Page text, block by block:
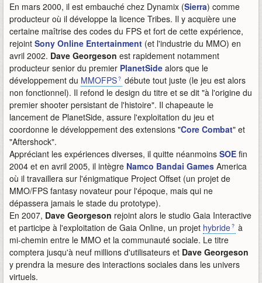
En mars 2000, il est embauché chez Dynamix (Sierra) comme
producteur où il développe la licence Tribes. Il y acquière une
certaine maîtrise des codes du FPS et fort de cette expérience,
rejoint Sony Online Entertainment (et l'industrie du MMO) en
avril 2002. Dave Georgeson est rapidement notamment
producteur senior du premier PlanetSide alors que le
développement du MMOFPS
débute tout juste (le jeu est alors
non fonctionnel). Il refond le design du titre et se dit "à l'origine du
premier shooter persistant de l'histoire". Il chapeaute le
lancement de PlanetSide, assure l'exploitation du jeu et
coordonne le développement des extensions "Core Combat" et
"Aftershock".
Appréciant les expériences diverses, il quitte néanmoins SOE fin
2004 et en avril 2005, il intègre Namco Bandai Games America
où il travaillera sur l'énigmatique Project Offset (un projet de
MMO/FPS fantasy novateur pour l'époque, mais qui ne
dépassera jamais le stade du prototype).
En 2007, Dave Georgeson rejoint alors le studio Gaia Interactive
et participe à l'exploitation de Gaia Online, un projet hybride
à
mi-chemin entre le MMO et la communauté sociale. Le titre
comptera jusqu'à neuf millions d'utilisateurs et Dave Georgeson
y prendra la mesure des interactions sociales dans les univers
virtuels.